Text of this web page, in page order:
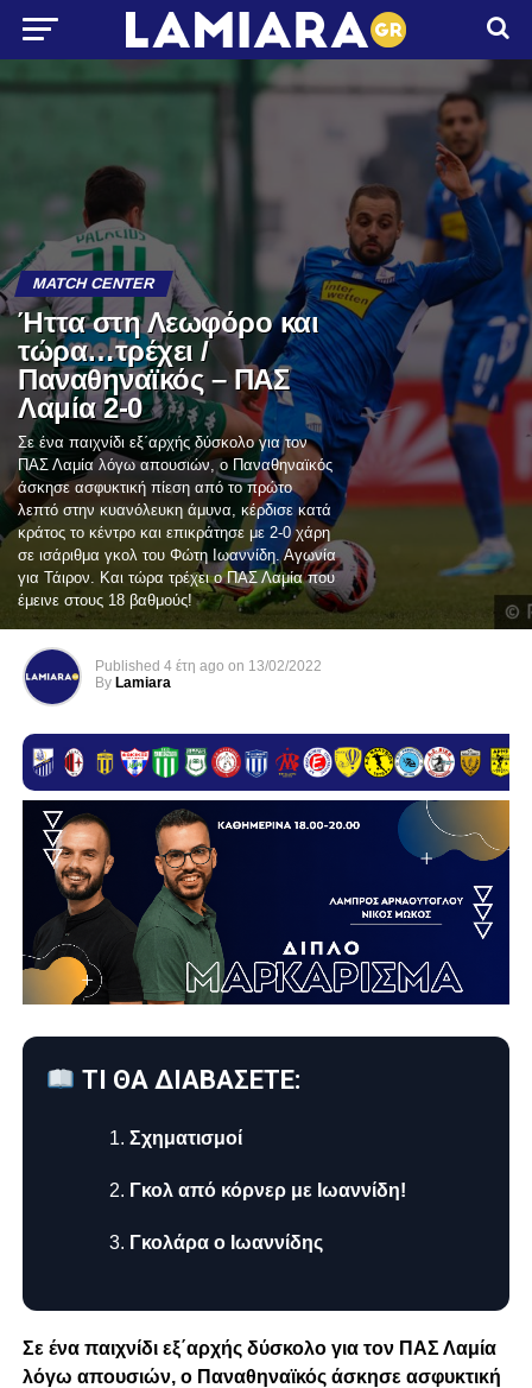
MATCH CENTER
Ήττα στη Λεωφόρο και
τώρα…τρέχει /
Παναθηναϊκός – ΠΑΣ
Λαμία 2-0
Σε ένα παιχνίδι εξ΄αρχής δύσκολο για τον
ΠΑΣ Λαμία λόγω απουσιών, ο Παναθηναϊκός
άσκησε ασφυκτική πίεση από το πρώτο
λεπτό στην κυανόλευκη άμυνα, κέρδισε κατά
κράτος το κέντρο και επικράτησε με 2-0 χάρη
σε ισάριθμα γκολ του Φώτη Ιωαννίδη. Αγωνία
για Τάιρον. Και τώρα τρέχει ο ΠΑΣ Λαμία που
έμεινε στους 18 βαθμούς!
Published 4 έτη ago on 13/02/2022
By Lamiara
ΤΙ ΘΑ ΔΙΑΒΑΣΕΤΕ:
Σχηματισμοί
Γκολ από κόρνερ με Ιωαννίδη!
Γκολάρα ο Ιωαννίδης
Σε ένα παιχνίδι εξ΄αρχής δύσκολο για τον ΠΑΣ Λαμία
λόγω απουσιών, ο Παναθηναϊκός άσκησε ασφυκτική